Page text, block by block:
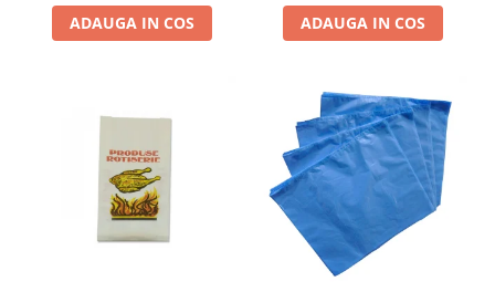
ADAUGA IN COS ADAUGA IN COS